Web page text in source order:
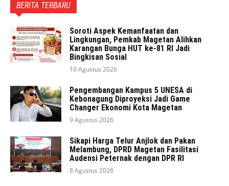
BERITA TERBARU
Soroti Aspek Kemanfaatan dan
Lingkungan, Pemkab Magetan Alihkan
Karangan Bunga HUT ke-81 RI Jadi
Bingkisan Sosial
10 Agustus 2026
Pengembangan Kampus 5 UNESA di
Kebonagung Diproyeksi Jadi Game
Changer Ekonomi Kota Magetan
9 Agustus 2026
Sikapi Harga Telur Anjlok dan Pakan
Melambung, DPRD Magetan Fasilitasi
Audensi Peternak dengan DPR RI
8 Agustus 2026